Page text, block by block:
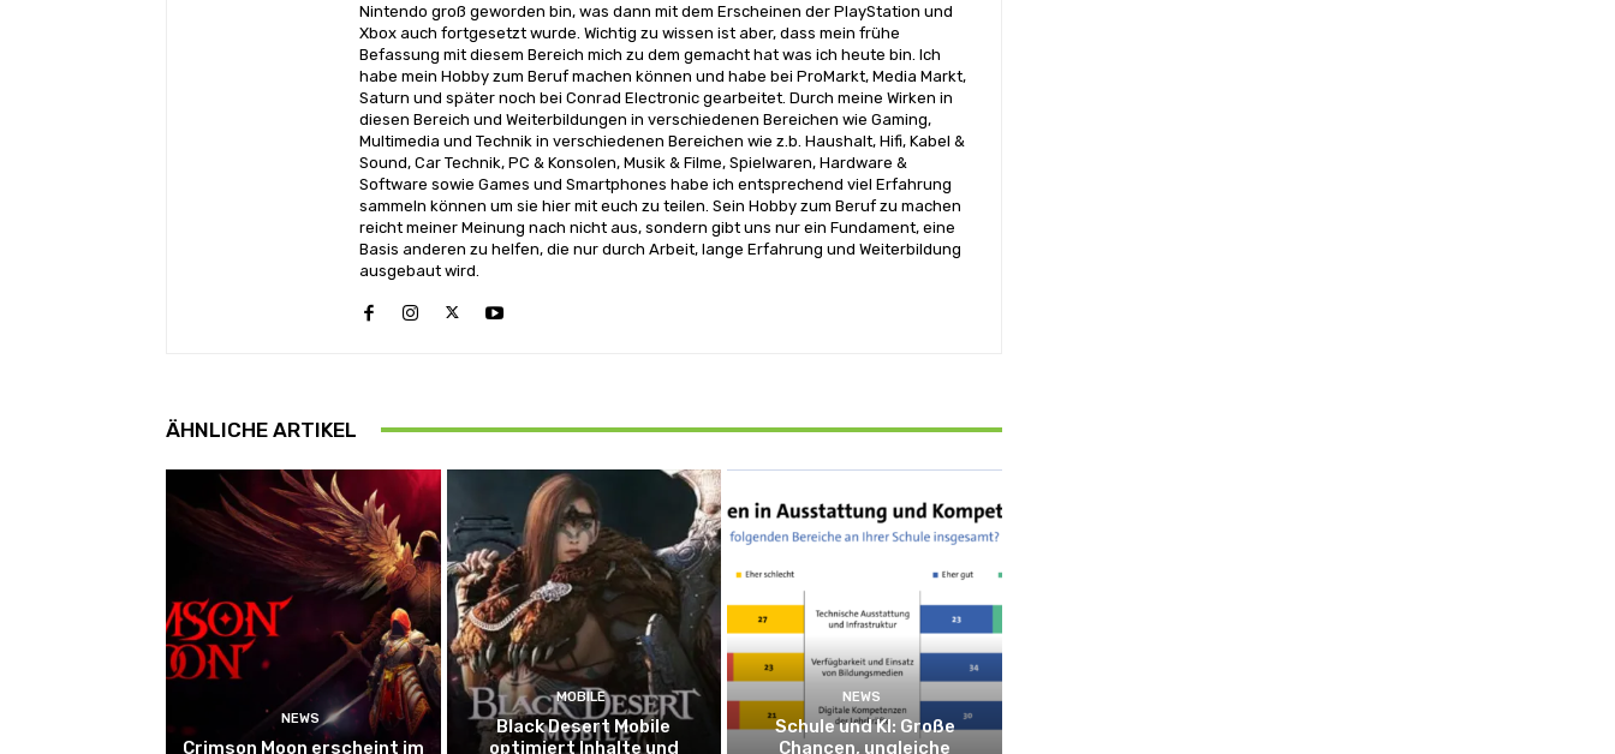
Nintendo groß geworden bin, was dann mit dem Erscheinen der PlayStation und
Xbox auch fortgesetzt wurde. Wichtig zu wissen ist aber, dass mein frühe
Befassung mit diesem Bereich mich zu dem gemacht hat was ich heute bin. Ich
habe mein Hobby zum Beruf machen können und habe bei ProMarkt, Media Markt,
Saturn und später noch bei Conrad Electronic gearbeitet. Durch meine Wirken in
diesen Bereich und Weiterbildungen in verschiedenen Bereichen wie Gaming,
Multimedia und Technik in verschiedenen Bereichen wie z.b. Haushalt, Hifi, Kabel &
Sound, Car Technik, PC & Konsolen, Musik & Filme, Spielwaren, Hardware &
Software sowie Games und Smartphones habe ich entsprechend viel Erfahrung
sammeln können um sie hier mit euch zu teilen. Sein Hobby zum Beruf zu machen
reicht meiner Meinung nach nicht aus, sondern gibt uns nur ein Fundament, eine
Basis anderen zu helfen, die nur durch Arbeit, lange Erfahrung und Weiterbildung
ausgebaut wird.
ÄHNLICHE ARTIKEL
NEWS
Crimson Moon erscheint im
MOBILE
Black Desert Mobile
optimiert Inhalte und
NEWS
Schule und KI: Große
Chancen, ungleiche